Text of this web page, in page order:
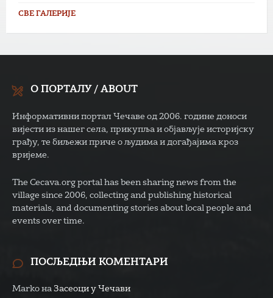
СВЕ ГАЛЕРИЈЕ
О ПОРТАЛУ / ABOUT
Информативни портал Чечаве од 2006. године доноси
вијести из нашег села, прикупља и објављује историјску
грађу, те биљежи приче о људима и догађајима кроз
вријеме.
The Cecava.org portal has been sharing news from the
village since 2006, collecting and publishing historical
materials, and documenting stories about local people and
events over time.
ПОСЉЕДЊИ КОМЕНТАРИ
Marko на Засеоци у Чечави